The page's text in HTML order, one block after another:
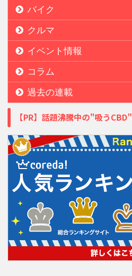
バイク
クルマ
イベント情報
コラム
過去の連載
【PR】話題沸騰中の"吸うCBD"